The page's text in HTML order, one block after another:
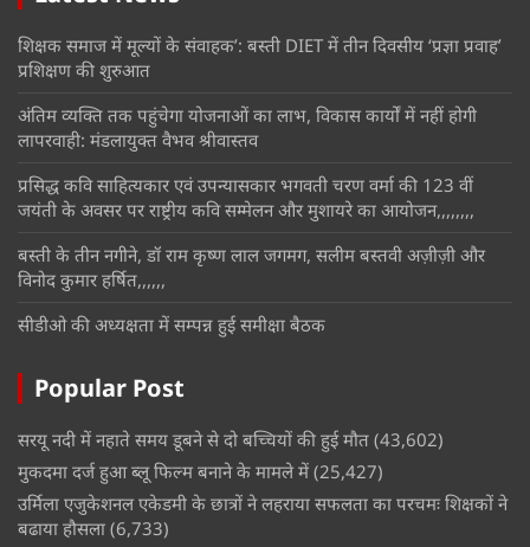
शिक्षक समाज में मूल्यों के संवाहक’: बस्ती DIET में तीन दिवसीय ‘प्रज्ञा प्रवाह’
प्रशिक्षण की शुरुआत
अंतिम व्यक्ति तक पहुंचेगा योजनाओं का लाभ, विकास कार्यों में नहीं होगी
लापरवाही: मंडलायुक्त वैभव श्रीवास्तव
प्रसिद्ध कवि साहित्यकार एवं उपन्यासकार भगवती चरण वर्मा की 123 वीं
जयंती के अवसर पर राष्ट्रीय कवि सम्मेलन और मुशायरे का आयोजन,,,,,,,,
बस्ती के तीन नगीने, डॉ राम कृष्ण लाल जगमग, सलीम बस्तवी अज़ीज़ी और
विनोद कुमार हर्षित,,,,,,
सीडीओ की अध्यक्षता में सम्पन्न हुई समीक्षा बैठक
Popular Post
सरयू नदी में नहाते समय डूबने से दो बच्चियों की हुई मौत (43,602)
मुकदमा दर्ज हुआ ब्लू फिल्म बनाने के मामले में (25,427)
उर्मिला एजुकेशनल एकेडमी के छात्रों ने लहराया सफलता का परचमः शिक्षकों ने
बढाया हौसला (6,733)